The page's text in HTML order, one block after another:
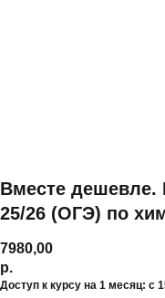
Вместе дешевле.
25/26 (ОГЭ) по
7980,00
р.
Доступ к курсу на 1 месяц: с